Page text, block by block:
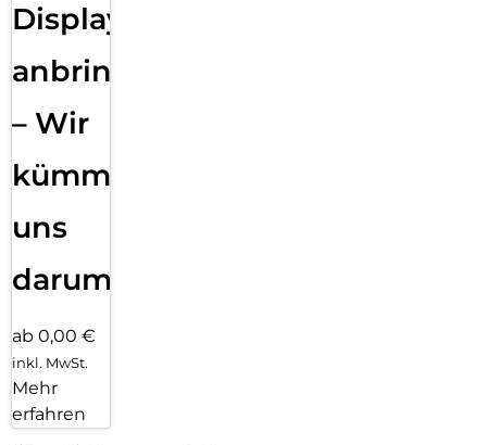
Displayfolie
anbringen
– Wir
kümmern
uns
darum!
ab 0,00 €
inkl. MwSt.
Mehr
erfahren